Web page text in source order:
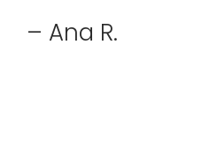
– Ana R.